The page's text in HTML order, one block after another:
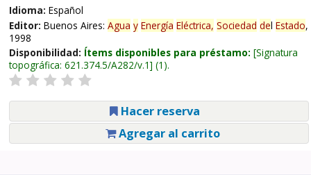
Idioma: Español
Editor: Buenos Aires: Agua y Energía Eléctrica, Sociedad del Estado,
1998
Disponibilidad: Ítems disponibles para préstamo: Signatura
topográfica: 621.374.5/A282/v.1 (1).
Hacer reserva
Agregar al carrito